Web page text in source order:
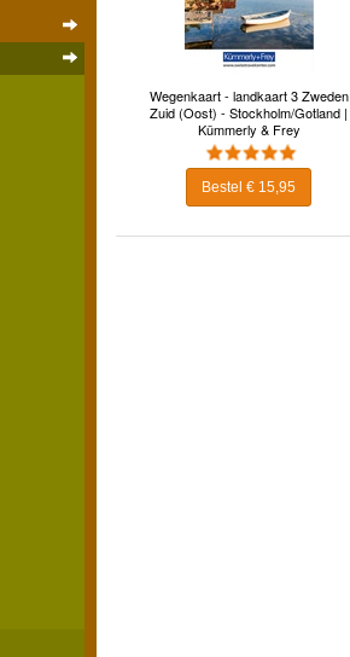
Wegenkaart - landkaart 3 Zweden
Zuid (Oost) - Stockholm/Gotland |
Kümmerly & Frey
Bestel € 15,95